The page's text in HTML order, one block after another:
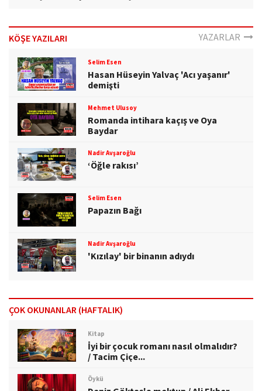
KÖŞE YAZILARI YAZARLAR
Selim Esen
Hasan Hüseyin Yalvaç 'Acı yaşanır'
demişti
Mehmet Ulusoy
Romanda intihara kaçış ve Oya
Baydar
Nadir Avşaroğlu
‘Öğle rakısı’
Selim Esen
Papazın Bağı
Nadir Avşaroğlu
'Kızılay' bir binanın adıydı
ÇOK OKUNANLAR (HAFTALIK)
Kitap
İyi bir çocuk romanı nasıl olmalıdır?
/ Tacim Çiçe...
Öykü